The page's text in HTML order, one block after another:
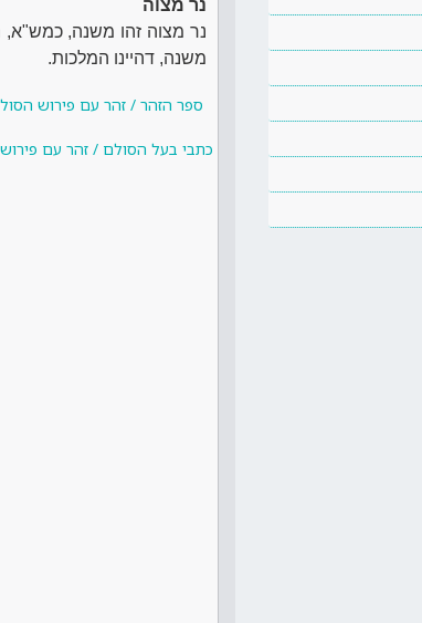
נר מצוה
נר מצוה זהו משנה, כמש"א,
משנה, דהיינו המלכות.
ספר הזהר / זהר עם פירוש
כתבי בעל הסולם / זהר עם